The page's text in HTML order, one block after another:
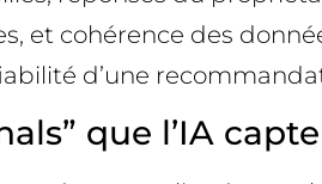
et cohérence des
d’une
que l’IA